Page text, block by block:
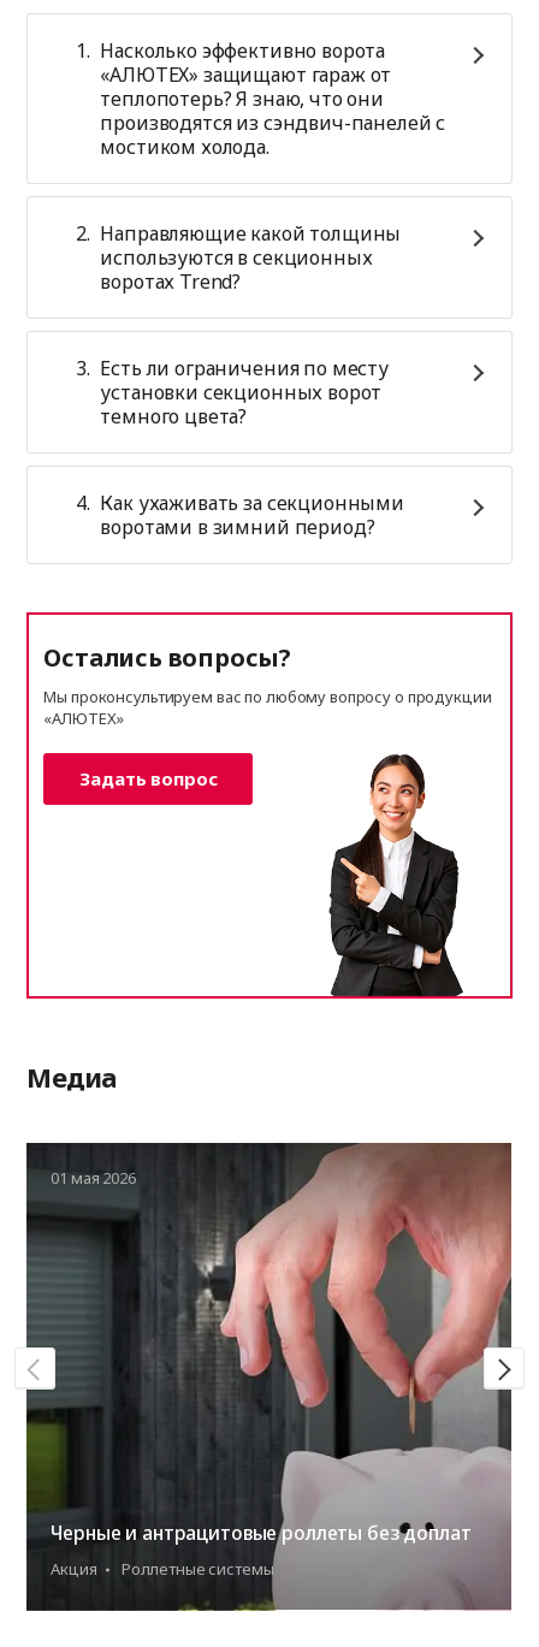
Насколько эффективно ворота
«АЛЮТЕХ» защищают гараж от
теплопотерь? Я знаю, что они
производятся из сэндвич-панелей с
мостиком холода.
Направляющие какой толщины
используются в секционных
воротах Trend?
Есть ли ограничения по месту
установки секционных ворот
темного цвета?
Как ухаживать за секционными
воротами в зимний период?
Остались вопросы?
Мы проконсультируем вас по любому вопросу о продукции
«АЛЮТЕХ»
Задать вопрос
Медиа
01 мая 2026
Черные и антрацитовые роллеты без доплат
Акция Роллетные системы